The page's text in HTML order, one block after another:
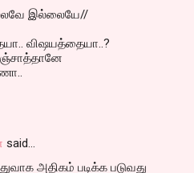
இல்லையே//
விஷயத்தையா..?
said…
அதிகம் படிக்க படுவது